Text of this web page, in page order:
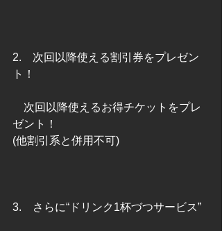
2.　次回以降使える割引券をプレゼン
ト！
次回以降使えるお得チケットをプレ
ゼント！
(他割引系と併用不可)
3.　さらに“ドリンク1杯づつサービス”